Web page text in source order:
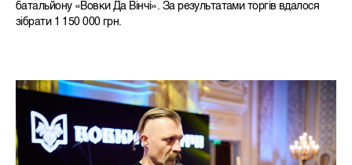
батальйону «Вовки Да Вінчі». За результатами торгів вдалося
зібрати 1 150 000 грн.